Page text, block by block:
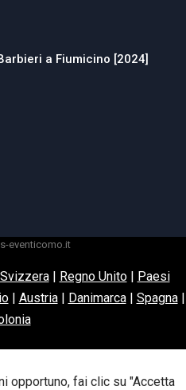
a Fiumicino [2024]
eventicomo.it
Svizzera| Regno Unito| Paesi
| Austria| Danimarca| Spagna|
opportuno, fai clic su "Accetta